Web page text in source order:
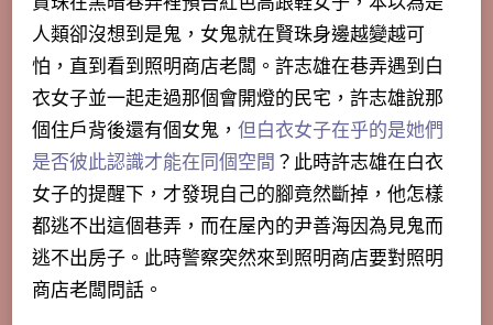
人類卻沒想到是鬼，女鬼就在賢珠身邊越變越可
怕，直到看到照明商店老闆。許志雄在巷弄遇到白
衣女子並一起走過那個會開燈的民宅， 許志雄說那
個住戶背後還有個女鬼 ， 但白衣女子在乎的是她們
是否彼此認識才能在同個空間 ？此時許志雄在白衣
女子的提醒下，才發現自己的腳竟然斷掉，他怎樣
都逃不出這個巷弄，而在屋內的尹善海因為見鬼而
逃不出房子。此時警察突然來到照明商店要對照明
商店老闆問話。